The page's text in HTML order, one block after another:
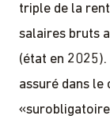
triple de la
salaires bruts
(état en
assuré dans le